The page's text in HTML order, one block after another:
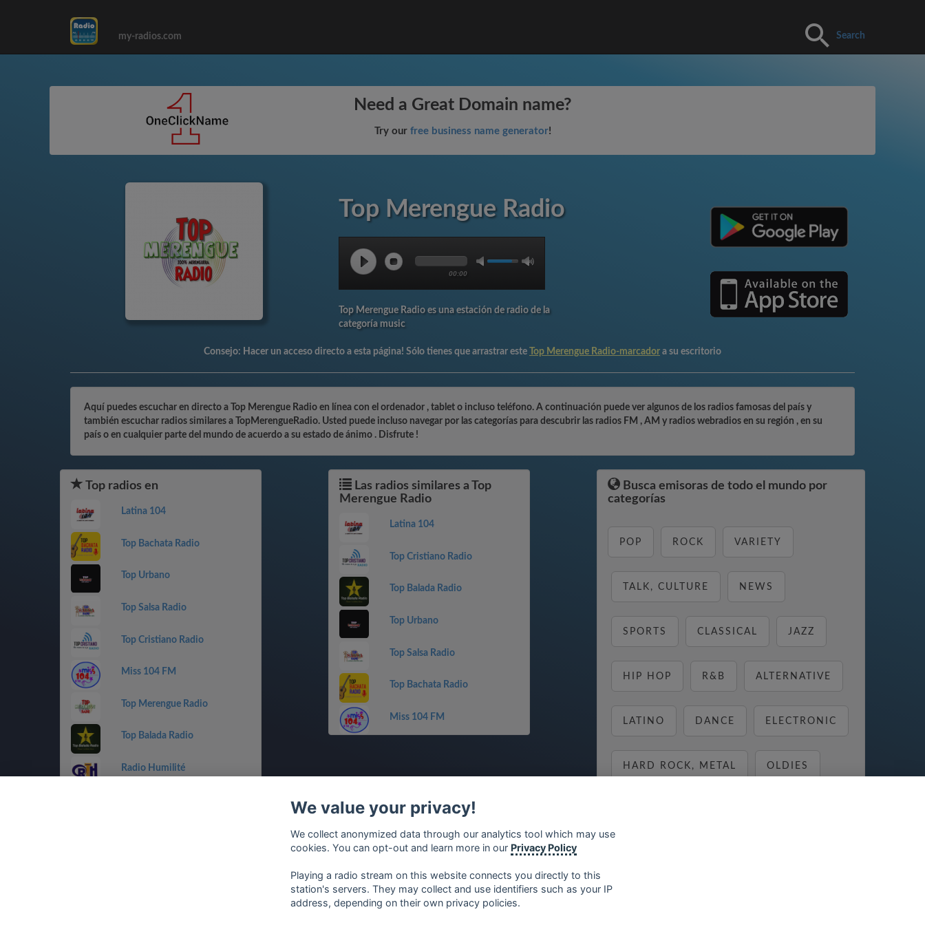
my-radios.com Search
Need a Great Domain name?
Try our free business name generator!
Top Merengue Radio
00:00
Top Merengue Radio es una estación de radio de la
categoría music
Consejo: Hacer un acceso directo a esta página! Sólo tienes que arrastrar este Top Merengue Radio-marcador a su escritorio
Aquí puedes escuchar en directo a Top Merengue Radio en línea con el ordenador , tablet o incluso teléfono. A continuación puede ver algunos de los radios famosas del país y
también escuchar radios similares a TopMerengueRadio. Usted puede incluso navegar por las categorías para descubrir las radios FM , AM y radios webradios en su región , en su
país o en cualquier parte del mundo de acuerdo a su estado de ánimo . Disfrute !
Top radios en
Latina 104
Top Bachata Radio
Top Urbano
Top Salsa Radio
Top Cristiano Radio
Miss 104 FM
Top Merengue Radio
Top Balada Radio
Radio Humilité
Las radios similares a Top
Merengue Radio
Latina 104
Top Cristiano Radio
Top Balada Radio
Top Urbano
Top Salsa Radio
Top Bachata Radio
Miss 104 FM
Busca emisoras de todo el mundo por
categorías
POP ROCK VARIETY
TALK, CULTURE NEWS
SPORTS CLASSICAL JAZZ
HIP HOP R&B ALTERNATIVE
LATINO DANCE ELECTRONIC
HARD ROCK, METAL OLDIES
We value your privacy!
We collect anonymized data through our analytics tool which may use
cookies. You can opt-out and learn more in our Privacy Policy
Playing a radio stream on this website connects you directly to this
station's servers. They may collect and use identifiers such as your IP
address, depending on their own privacy policies.